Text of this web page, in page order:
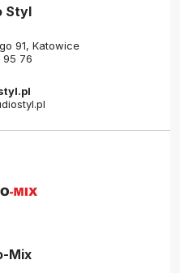
Styl
91, Katowice
95 76
Mix